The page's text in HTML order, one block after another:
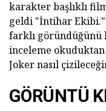
karakter başlıklı
geldi "İntihar
farklı
inceleme
Joker nasıl
GÖRÜNTÜ